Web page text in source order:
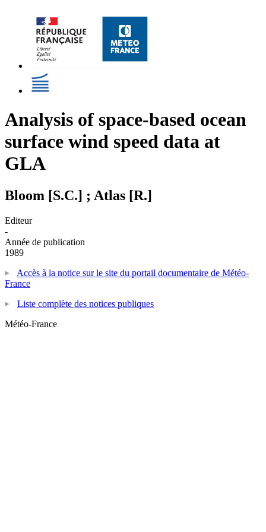
Analysis of space-based ocean
surface wind speed data at
GLA
Bloom [S.C.] ; Atlas [R.]
Editeur
-
Année de publication
1989
Accès à la notice sur le site du portail documentaire de Météo-
France
Liste complète des notices publiques
Météo-France